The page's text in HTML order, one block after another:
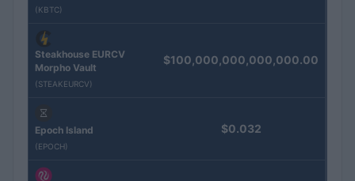
(KBTC)
Steakhouse EURCV
Morpho Vault
(STEAKEURCV)
$100,000,000,000,000.00
Epoch Island
(EPOCH)
$0.032